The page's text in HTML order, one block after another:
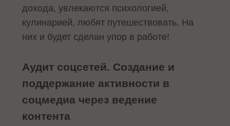
дохода, увлекаются психологией,
кулинарией, любят путешествовать. На
них и будет сделан упор в работе!
Аудит соцсетей. Создание и
поддержание активности в
соцмедиа через ведение
контента